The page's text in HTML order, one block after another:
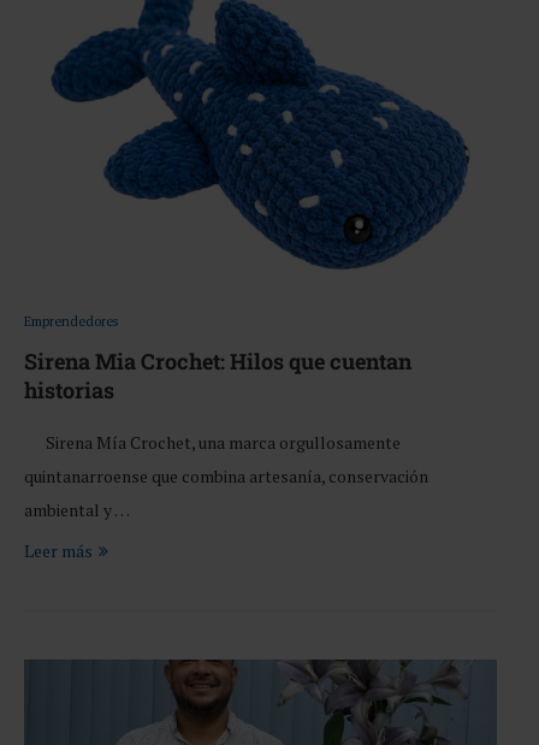
Emprendedores
Sirena Mia Crochet: Hilos que cuentan
historias
Sirena Mía Crochet, una marca orgullosamente
quintanarroense que combina artesanía, conservación
ambiental y …
Leer más